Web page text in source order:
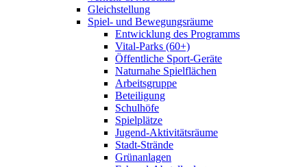
Gleichstellung
Spiel- und Bewegungsräume
Entwicklung des Programms
Vital-Parks (60+)
Öffentliche Sport-Geräte
Naturnahe Spielflächen
Arbeitsgruppe
Beteiligung
Schulhöfe
Spielplätze
Jugend-Aktivitätsräume
Stadt-Strände
Grünanlagen